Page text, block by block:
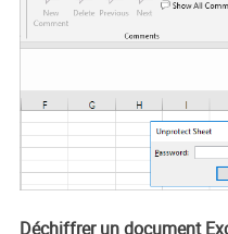
Déchiffrer un document